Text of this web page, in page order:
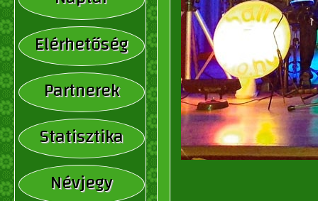
Elérhetőség
Partnerek
Statisztika
Névjegy